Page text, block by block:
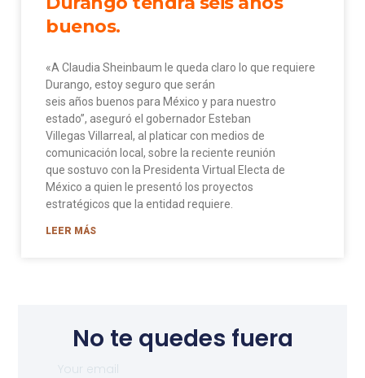
buenos.
«A Claudia Sheinbaum le queda claro lo que requiere
Durango, estoy seguro que serán
seis años buenos para México y para nuestro
estado”, aseguró el gobernador Esteban
Villegas Villarreal, al platicar con medios de
comunicación local, sobre la reciente reunión
que sostuvo con la Presidenta Virtual Electa de
México a quien le presentó los proyectos
estratégicos que la entidad requiere.
LEER MÁS
No te quedes fuera